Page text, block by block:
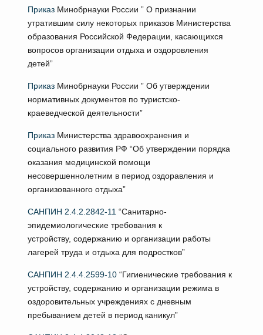
ПриказМинобрнауки России ” О признании
утратившим силу некоторых приказов Министерства
образования Российской Федерации, касающихся
вопросов организации отдыха и оздоровления
детей”
ПриказМинобрнауки России ” Об утверждении
нормативных документов по туристско-
краеведческой деятельности”
ПриказМинистерства здравоохранения и
социального развития РФ “Об утверждении порядка
оказания медицинской помощи
несовершеннолетним в период оздоравления и
организованного отдыха”
САНПИН 2.4.2.2842-11 “Санитарно-
эпидемиологические требования к
устройству, содержанию и организации работы
лагерей труда и отдыха для подростков”
САНПИН 2.4.4.2599-10“Гигиенические требования к
устройству, содержанию и организации режима в
оздоровительных учреждениях с дневным
пребыванием детей в период каникул”